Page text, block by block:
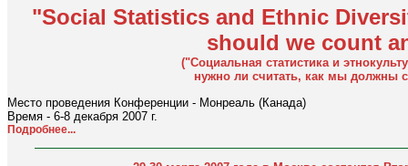
"Social Statistics and Ethnic
should we count
("Социальная статистика и
нужно ли считать, как мы должны
Место проведения Конференции - Монреаль (Канада)
Время - 6-8 декабря 2007 г.
Подробнее...